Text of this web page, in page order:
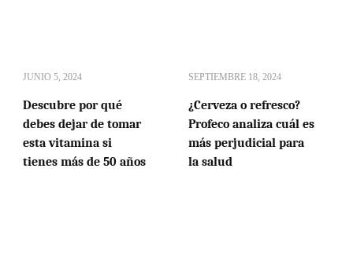
JUNIO 5, 2024
Descubre por qué
debes dejar de tomar
esta vitamina si
tienes más de 50 años
SEPTIEMBRE 18, 2024
¿Cerveza o refresco?
Profeco analiza cuál es
más perjudicial para
la salud